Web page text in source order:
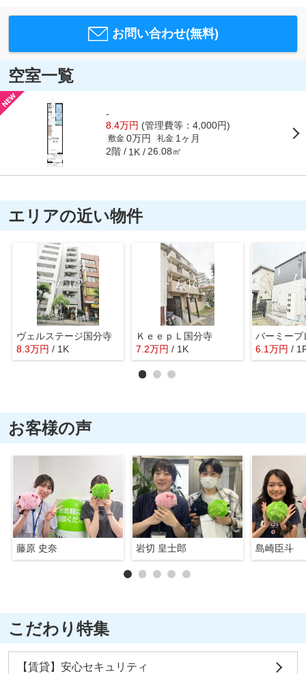
お問い合わせ(無料)
空室一覧
-
8.4万円 (管理費等：4,000円)
敷金 0万円 礼金 1ヶ月
2階 1K 26.08㎡
エリアの近い物件
ヴェルステージ国分寺
8.3万円 / 1K
ＫｅｅｐＬ国分寺
7.2万円 / 1K 6.1万円 /
お客様の声
藤原 史奈 岩切 皇士郎 島崎臣斗
こだわり特集
【賃貸】安心セキュリティ